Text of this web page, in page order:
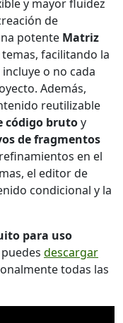
y mayor fluidez
de
potente Matriz
facilitando la
o no cada
Además,
reutilizable
código brutoy
de fragmentos
en el
el editor de
condicional y la
para uso
descargar
todas las